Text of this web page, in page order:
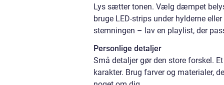
Lys sætter tonen. Vælg dæmpet
bruge LED-strips under hylderne
stemningen – lav en playlist, der
Personlige detaljer
Små detaljer gør den store forskel.
karakter. Brug farver og materialer,